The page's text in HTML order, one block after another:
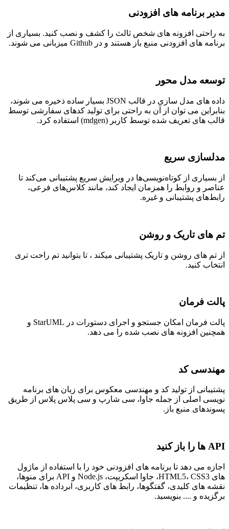
مدیر برنامه های افزودنی
به راحتی افزونه های شخص ثالث را کشف و نصب کنید. بسیاری از
برنامه های افزودنی منبع باز هستند و در Github میزبانی می شوند.
توسعه مدل محور
داده های مدل سازی در قالب JSON بسیار ساده ذخیره می شوند،
بنابراین می توان از آن به راحتی برای تولید کدهای سفارشی توسط
قالب های تعریف شده توسط کاربر (mdgen) استفاده کرد.
مدلسازی سریع
از بسیاری از کوتاه‌نویسی‌ها در ویرایش سریع پشتیبانی می‌کند تا
عناصر و روابط را همزمان ایجاد کند، مانند کلاس‌های فرعی،
رابط‌های پشتیبانی و غیره.
تم های تاریک و روشن
از تم های روشن و تاریک پشتیبانی میکند ، تا بتوانید تم راحت تری
انتخاب کنید.
پالت فرمان
پالت فرمان امکان جستجو و اجرای دستورات در StarUML و
همچنین افزونه های نصب شده را می دهد.
مهندسی کد
پشتیبانی از تولید کد و مهندسی معکوس برای زبان های برنامه
نویسی اصلی از جمله جاوا، سی شارپ و سی پلاس پلاس از طریق
پسوندهای منبع باز.
API ها را باز کنید
اجازه می دهد تا برنامه های افزودنی خود را با استفاده از ماژول
های HTML5، CSS3، جاوا اسکریپت، Node.js و API برای منوها،
نقشه های کلیدی، گفتگوها، رابط های کاربری، ابرداده ها، تنظیمات
برگزیده و .... بنویسید.